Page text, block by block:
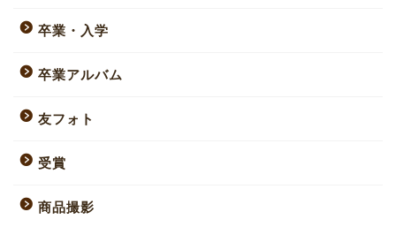
卒業・入学
卒業アルバム
友フォト
受賞
商品撮影